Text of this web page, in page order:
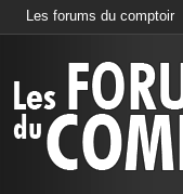
Les forums du comptoir